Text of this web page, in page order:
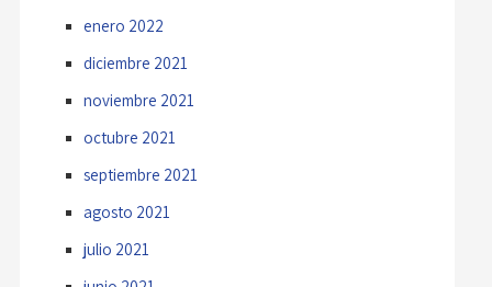
enero 2022
diciembre 2021
noviembre 2021
octubre 2021
septiembre 2021
agosto 2021
julio 2021